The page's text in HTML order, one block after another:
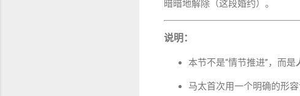
暗暗地解除（这段婚约）。
说明：
本节不是“情节推进”，而是
马太首次用一个明确的形容